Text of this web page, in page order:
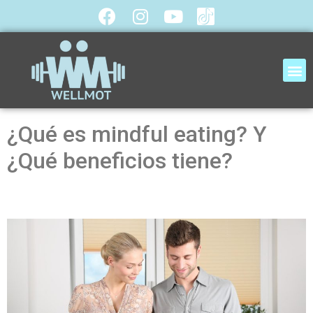
¿Qué es mindful eating? Y
¿Qué beneficios tiene?